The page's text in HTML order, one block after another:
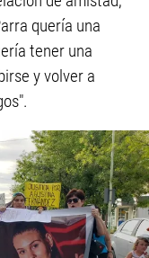
quería una
tener una
y volver a